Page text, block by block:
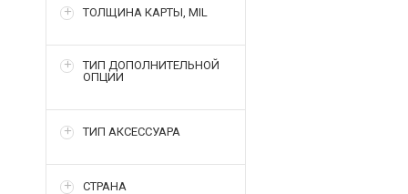
ТОЛЩИНА КАРТЫ, MIL
ТИП ДОПОЛНИТЕЛЬНОЙ
ОПЦИИ
ТИП АКСЕССУАРА
СТРАНА